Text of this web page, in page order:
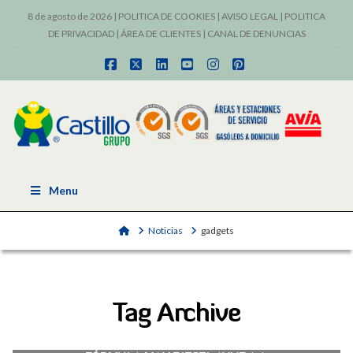
8 de agosto de 2026 | POLITICA DE COOKIES | AVISO LEGAL | POLITICA
DE PRIVACIDAD| ÁREA DE CLIENTES| CANAL DE DENUNCIAS
Facebook
X LinkedInYouTubeInstagram
Pinterest
Menu
HomeNoticias gadgets
Tag Archive